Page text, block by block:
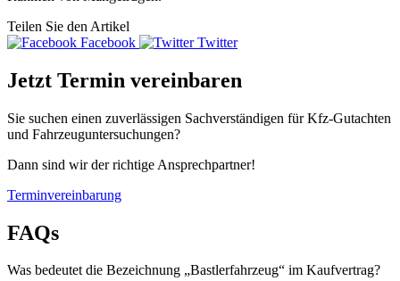
Teilen Sie den Artikel
Facebook
Twitter
Jetzt Termin vereinbaren
Sie suchen einen zuverlässigen Sachverständigen für Kfz-Gutachten
und Fahrzeuguntersuchungen?
Dann sind wir der richtige Ansprechpartner!
Terminvereinbarung
FAQs
Was bedeutet die Bezeichnung „Bastlerfahrzeug“ im Kaufvertrag?